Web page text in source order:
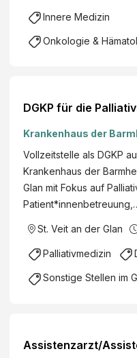
Innere Medizin
Onkologie &
DGKP für die
Krankenhaus der
Vollzeitstelle als DGKP
Krankenhaus der
Glan mit Fokus auf
St. Veit an der Glan
Palliativmedizin
Sonstige Stellen im
Assistenzarzt/